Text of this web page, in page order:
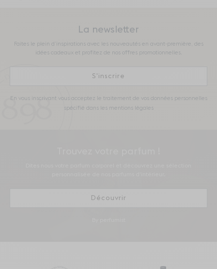
La newsletter
Faites le plein d’inspirations avec les nouveautés en avant-première, des
idées cadeaux et profitez de nos offres promotionnelles.
S'inscrire
En vous inscrivant vous acceptez le traitement de vos données personnelles
spécifié dans les mentions légales
Découvrir